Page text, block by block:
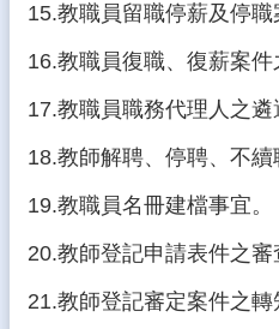
網
導
台
理
網
站
資
15.教職員留職停薪及停職
16.教職員復職、復薪案件
17.教職員職務代理人之遴
18.教師解聘、停聘、不續
19.教職員名冊建檔事宜。
20.教師登記申請表件之審
21.教師登記審定案件之轉